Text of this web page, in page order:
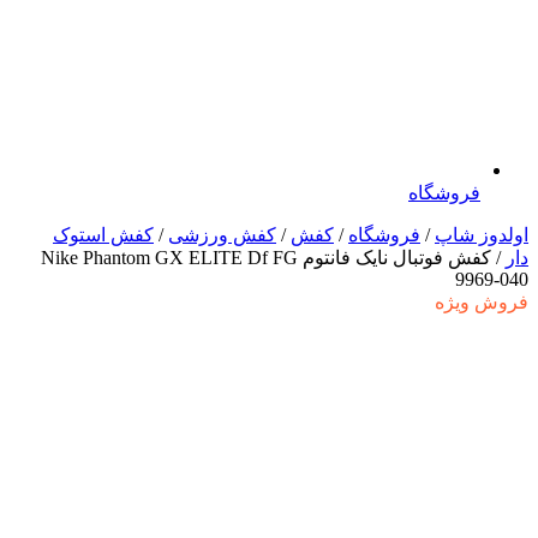
فروشگاه
اولدوز شاپ / فروشگاه / کفش / کفش ورزشی / کفش استوک
دار
/ کفش فوتبال نایک فانتوم Nike Phantom GX ELITE Df FG
9969-040
فروش ویژه